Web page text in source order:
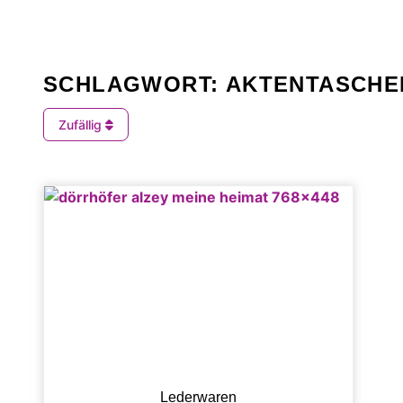
SCHLAGWORT:
Zufällig
Lederwaren